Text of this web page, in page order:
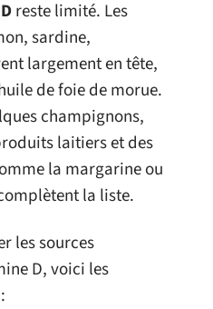
reste limité. Les
sardine,
largement en tête,
de foie de morue.
champignons,
laitiers et des
la margarine ou
la liste.
les sources
D, voici les